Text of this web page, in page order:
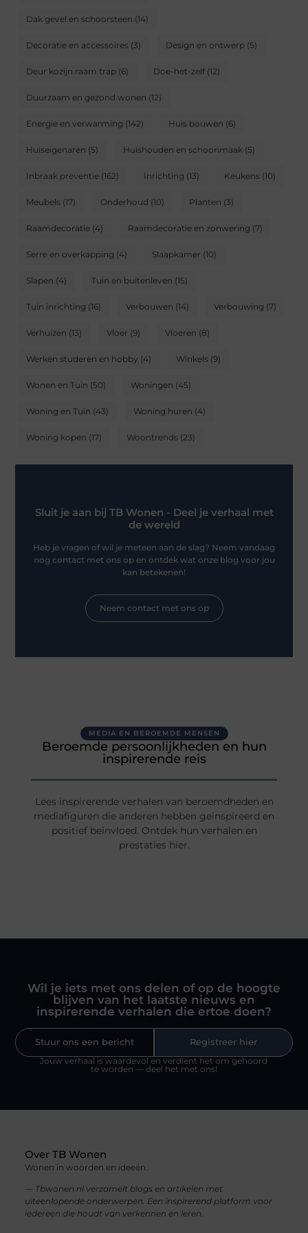
Dak gevel en schoorsteen (14)
Decoratie en accessoires (3) Design en ontwerp (5)
Deur kozijn raam trap (6) Doe-het-zelf (12)
Duurzaam en gezond wonen (12)
Energie en verwarming (142) Huis bouwen (6)
Huiseigenaren (5) Huishouden en schoonmaak (5)
Inbraak preventie (162) Inrichting (13) Keukens (10)
Meubels (17) Onderhoud (10) Planten (3)
Raamdecoratie (4) Raamdecoratie en zonwering (7)
Serre en overkapping (4) Slaapkamer (10)
Slapen (4) Tuin en buitenleven (15)
Tuin inrichting (16) Verbouwen (14) Verbouwing (7)
Verhuizen (13) Vloer (9) Vloeren (8)
Werken studeren en hobby (4) Winkels (9)
Wonen en Tuin (50) Woningen (45)
Woning en Tuin (43) Woning huren (4)
Woning kopen (17) Woontrends (23)
Sluit je aan bij TB Wonen - Deel je verhaal met
de wereld
Heb je vragen of wil je meteen aan de slag? Neem vandaag
nog contact met ons op en ontdek wat onze blog voor jou
kan betekenen!
Neem contact met ons op
MEDIA EN BEROEMDE MENSEN
Beroemde persoonlijkheden en hun
inspirerende reis
Lees inspirerende verhalen van beroemdheden en
mediafiguren die anderen hebben geïnspireerd en
positief beïnvloed. Ontdek hun verhalen en
prestaties hier.
Wil je iets met ons delen of op de hoogte
blijven van het laatste nieuws en
inspirerende verhalen die ertoe doen?
Stuur ons een bericht
Registreer hier
Jouw verhaal is waardevol en verdient het om gehoord
te worden — deel het met ons!
Over TB Wonen
Wonen in woorden en ideeën.
— Tbwonen.nl verzamelt blogs en artikelen met
uiteenlopende onderwerpen. Een inspirerend platform voor
iedereen die houdt van verkennen en leren.